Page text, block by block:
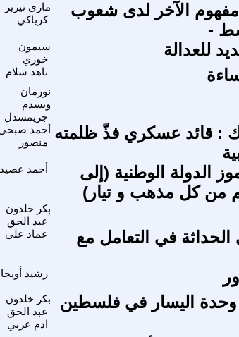
ماري تيريز
كرياكي
مفهوم الآخر لدى شعوب
-
سيمون
خوري
للعدالة
ناهد سلام
نورمان
ويسدم
جريمسدل
أحمد
منصور
: قائد عسكري فذّ ظلمته
أحمد عصيد
الدولة الوطنية (إلى
من كل مذهب و تيار)
بكر خلدون
عبد الحق
عماد علي
في التعامل مع
رشيد أوبجا
بكر خلدون
عبد الحق
اليسار في فلسطين
ادم عربي